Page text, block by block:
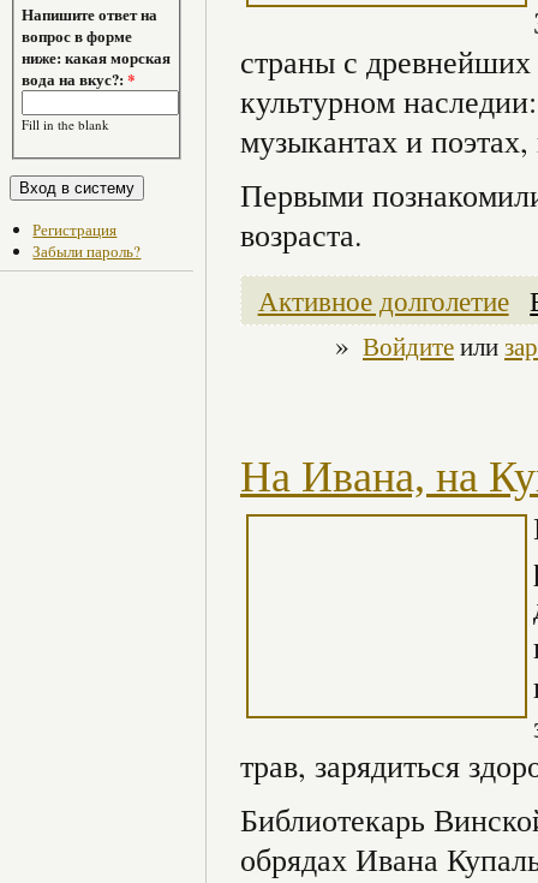
Напишите ответ на
вопрос в форме
ниже: какая морская
вода на вкус?:*
Fill in the blank
Регистрация
Забыли пароль?
страны с
культурном
музыкантах и
Первыми
возраста.
Активное долголетие
» Войдитеили
На Ивана, на
трав, зарядиться
Библиотекарь
обрядах Ивана